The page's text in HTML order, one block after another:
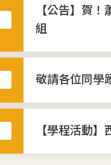
【公告】賀
組
敬請各位同學
【學程活動